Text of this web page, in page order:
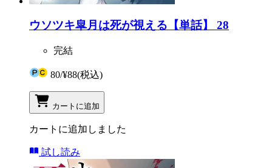
ウソツキ皐月は死が視える【単話】 28
完結
80/¥88(税込)
カートに追加
カートに追加しました
試し読み